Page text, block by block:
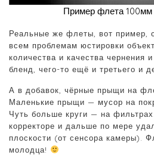
Пример флета 100мм
Реальные же флеты, вот пример,
всем проблемам юстировки
количества и качества чернения
бленд, чего-то ещё и третьего и
А в добавок, чёрные прыщи на
Маленькие прыщи — мусор на
Чуть больше круги — на
корректоре и дальше по мере
плоскости (от сенсора камеры).
молодца!